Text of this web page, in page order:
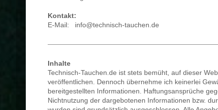
Kontakt:
E-Mail: info@technisch-tauchen.de
Inhalte
Technisch-Tauchen.de ist stets bemüht, auf dieser
veröffentlichen. Dennoch übernehme ich keinerlei
bereitgestellten Informationen. Haftungsansprüche
Nichtnutzung der dargebotenen Informationen bzw.